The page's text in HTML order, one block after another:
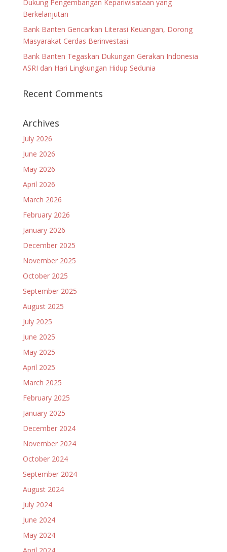
Dukung Pengembangan Kepariwisataan yang
Berkelanjutan
Bank Banten Gencarkan Literasi Keuangan, Dorong
Masyarakat Cerdas Berinvestasi
Bank Banten Tegaskan Dukungan Gerakan Indonesia
ASRI dan Hari Lingkungan Hidup Sedunia
Recent Comments
Archives
July 2026
June 2026
May 2026
April 2026
March 2026
February 2026
January 2026
December 2025
November 2025
October 2025
September 2025
August 2025
July 2025
June 2025
May 2025
April 2025
March 2025
February 2025
January 2025
December 2024
November 2024
October 2024
September 2024
August 2024
July 2024
June 2024
May 2024